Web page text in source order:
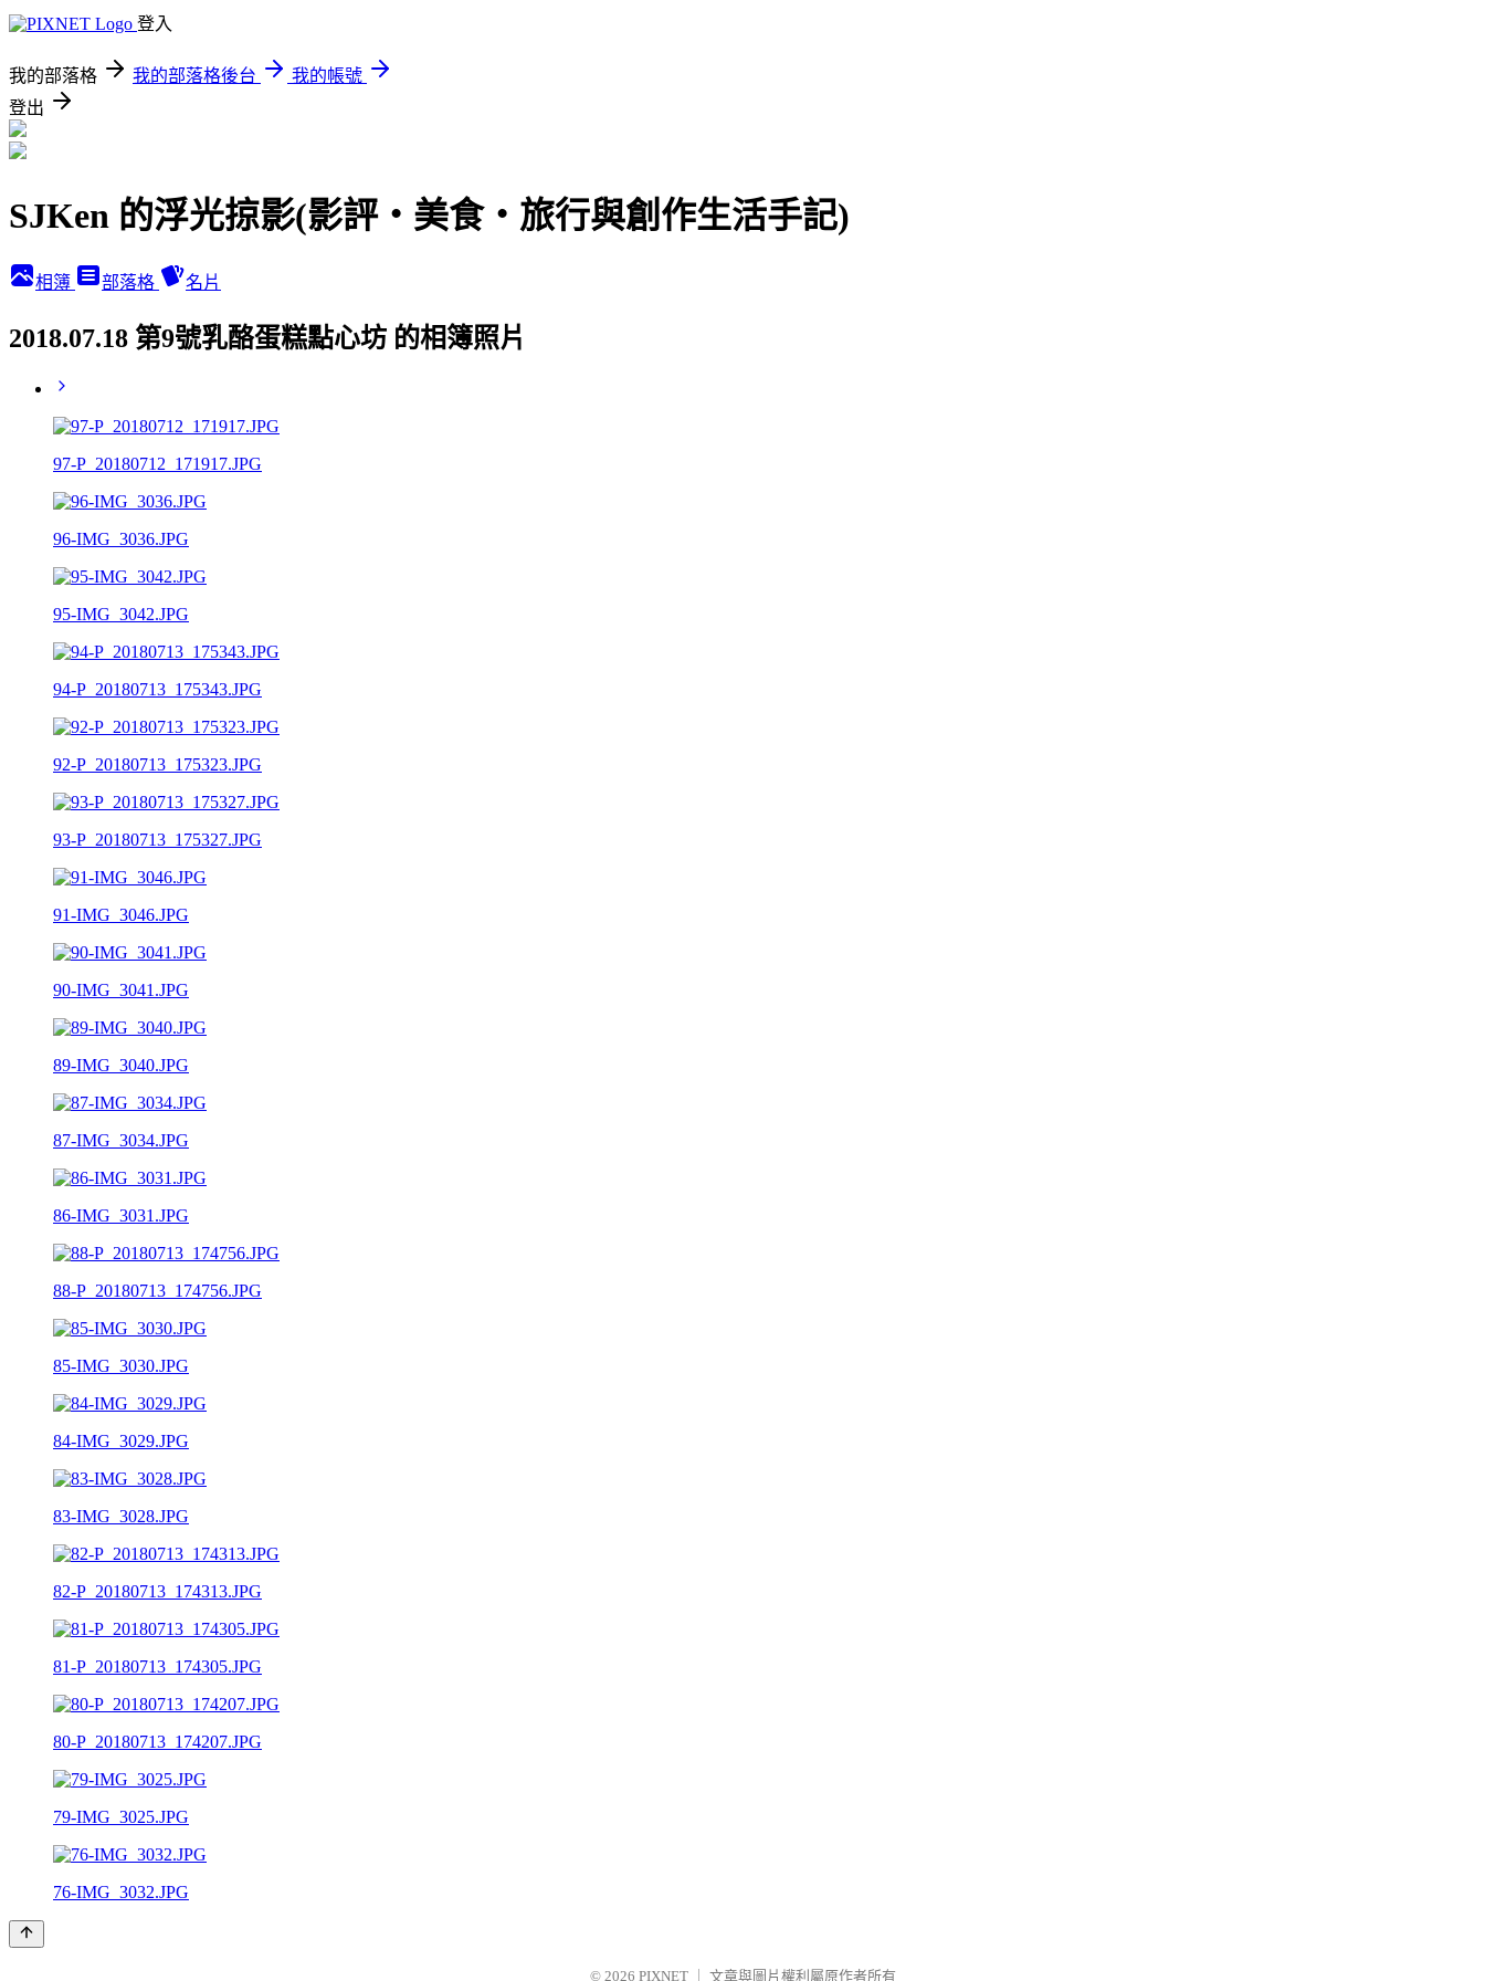
登入
我的部落格 我的部落格後台
我的帳號
登出
SJKen 的浮光掠影(影評‧美食‧旅行與創作生活手記)
相簿 部落格 名片
2018.07.18 第9號乳酪蛋糕點心坊 的相簿照片
97-P_20180712_171917.JPG
96-IMG_3036.JPG
95-IMG_3042.JPG
94-P_20180713_175343.JPG
92-P_20180713_175323.JPG
93-P_20180713_175327.JPG
91-IMG_3046.JPG
90-IMG_3041.JPG
89-IMG_3040.JPG
87-IMG_3034.JPG
86-IMG_3031.JPG
88-P_20180713_174756.JPG
85-IMG_3030.JPG
84-IMG_3029.JPG
83-IMG_3028.JPG
82-P_20180713_174313.JPG
81-P_20180713_174305.JPG
80-P_20180713_174207.JPG
79-IMG_3025.JPG
76-IMG_3032.JPG
© 2026 PIXNET 文章與圖片權利屬原作者所有